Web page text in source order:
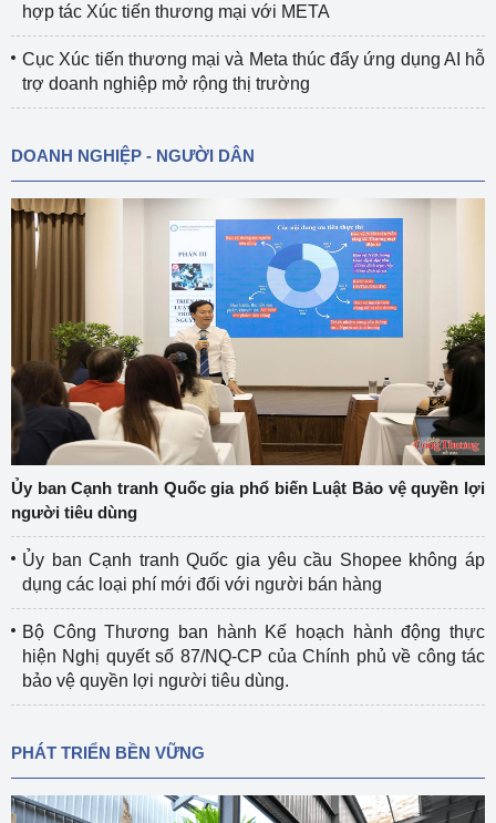
hợp tác Xúc tiến thương mại với META
Cục Xúc tiến thương mại và Meta thúc đẩy ứng dụng AI hỗ
trợ doanh nghiệp mở rộng thị trường
DOANH NGHIỆP - NGƯỜI DÂN
Ủy ban Cạnh tranh Quốc gia phổ biến Luật Bảo vệ quyền lợi
người tiêu dùng
Ủy ban Cạnh tranh Quốc gia yêu cầu Shopee không áp
dụng các loại phí mới đối với người bán hàng
Bộ Công Thương ban hành Kế hoạch hành động thực
hiện Nghị quyết số 87/NQ-CP của Chính phủ về công tác
bảo vệ quyền lợi người tiêu dùng.
PHÁT TRIỂN BỀN VỮNG